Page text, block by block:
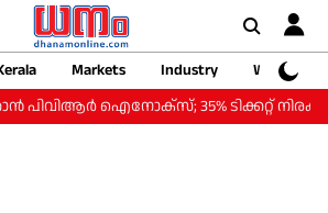
Markets Industry
Web
ഐനോക്‌സ്; 35% ടിക്കറ്റ് നിരക്ക്